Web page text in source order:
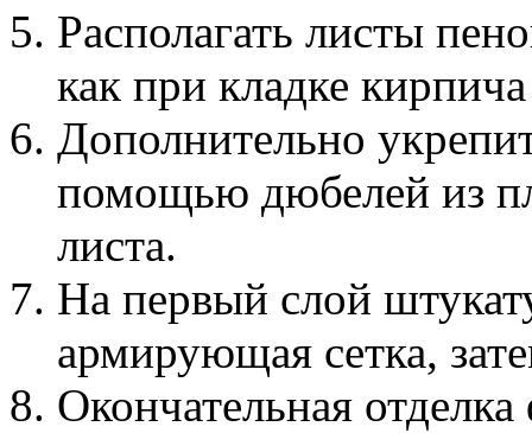
Располагать листы
как при кладке
Дополнительно
помощью дюбелей из
листа.
На первый слой
армирующая сетка,
Окончательная отделка